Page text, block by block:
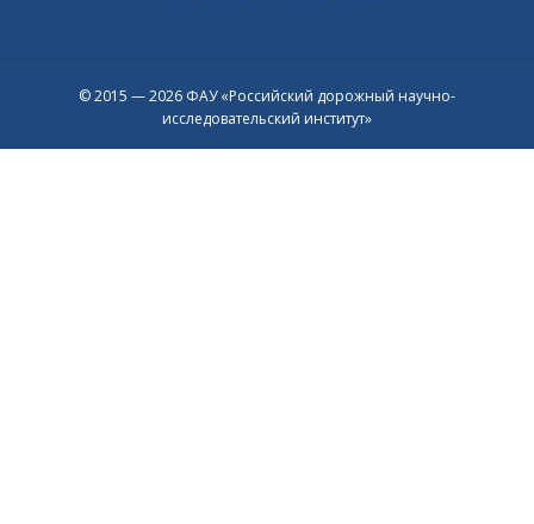
© 2015 — 2026 ФАУ «Российский дорожный научно-
исследовательский институт»